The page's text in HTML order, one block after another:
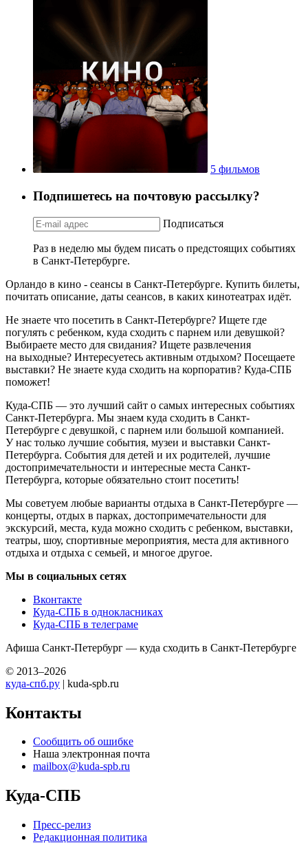
5 фильмов
Подпишетесь на почтовую рассылку?
Подписаться
Раз в неделю мы будем писать о предстоящих событиях
в Санкт-Петербурге.
Орландо в кино - сеансы в Санкт-Петербурге. Купить билеты,
почитать описание, даты сеансов, в каких кинотеатрах идёт.
Не знаете что посетить в Санкт-Петербурге? Ищете где
погулять с ребенком, куда сходить с парнем или девушкой?
Выбираете место для свидания? Ищете развлечения
на выходные? Интересуетесь активным отдыхом? Посещаете
выставки? Не знаете куда сходить на корпоратив? Куда-СПБ
поможет!
Куда-СПБ — это лучший сайт о самых интересных событиях
Санкт-Петербурга. Мы знаем куда сходить в Санкт-
Петербурге с девушкой, с парнем или большой компанией.
У нас только лучшие события, музеи и выставки Санкт-
Петербурга. События для детей и их родителей, лучшие
достопримечательности и интересные места Санкт-
Петербурга, которые обязательно стоит посетить!
Мы советуем любые варианты отдыха в Санкт-Петербурге —
концерты, отдых в парках, достопримечательности для
экскурсий, места, куда можно сходить с ребенком, выставки,
театры, шоу, спортивные мероприятия, места для активного
отдыха и отдыха с семьей, и многое другое.
Мы в социальных сетях
Вконтакте
Куда-СПБ в однокласниках
Куда-СПБ в телеграме
Афиша Санкт-Петербург — куда сходить в Санкт-Петербурге
© 2013–2026
куда-спб.ру | kuda-spb.ru
Контакты
Сообщить об ошибке
Наша электронная почта
mailbox@kuda-spb.ru
Куда-СПБ
Пресс-релиз
Редакционная политика